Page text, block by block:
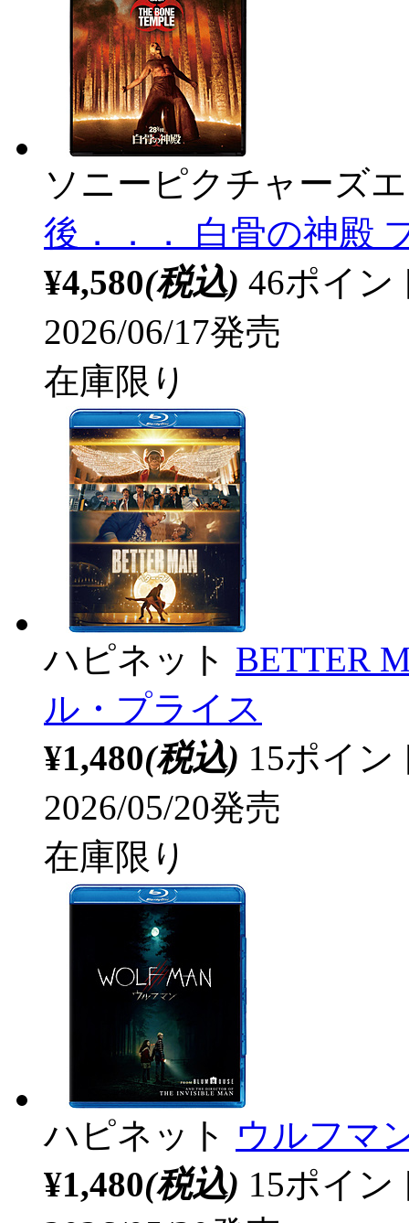
ソニーピクチャーズ
後．．． 白骨の神殿
¥4,580(税込) 46ポイ
2026/06/17発売
在庫限り
ハピネット BETTER
ル・プライス
¥1,480(税込) 15ポイ
2026/05/20発売
在庫限り
ハピネット ウルフマ
¥1,480(税込) 15ポイ